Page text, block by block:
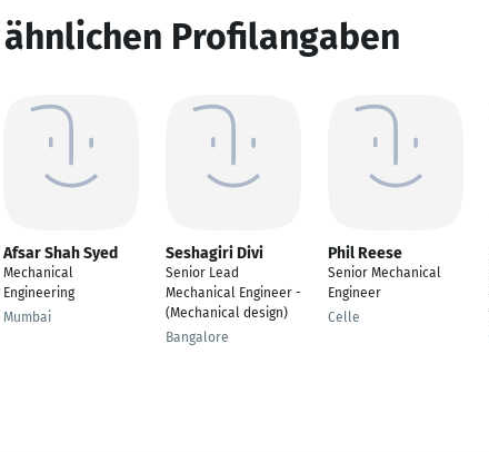
Profilangaben
Afsar Shah Syed
Mechanical
Engineering
Mumbai
Seshagiri Divi
Senior Lead
Mechanical Engineer -
(Mechanical design)
Bangalore
Phil Reese
Senior Mechanical
Engineer
Celle